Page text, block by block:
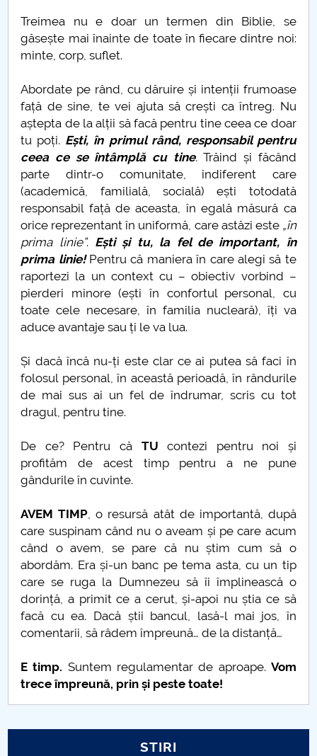
Treimea nu e doar un termen din Biblie, se
găsește mai înainte de toate în fiecare dintre noi:
minte, corp, suflet.
Abordate pe rând, cu dăruire și intenții frumoase
față de sine, te vei ajuta să crești ca întreg. Nu
aștepta de la alții să facă pentru tine ceea ce doar
tu poți. Ești, în primul rând, responsabil pentru
ceea ce se întâmplă cu tine.Trăind și făcând
parte dintr-o comunitate, indiferent care
(academică, familială, socială) ești totodată
responsabil față de aceasta, în egală măsură ca
orice reprezentant în uniformă, care astăzi este „în
prima linie”. Ești și tu, la fel de important, în
prima linie!Pentru că maniera în care alegi să te
raportezi la un context cu – obiectiv vorbind –
pierderi minore (ești în confortul personal, cu
toate cele necesare, în familia nucleară), îți va
aduce avantaje sau ți le va lua.
Și dacă încă nu-ți este clar ce ai putea să faci în
folosul personal, în această perioadă, în rândurile
de mai sus ai un fel de îndrumar, scris cu tot
dragul, pentru tine.
De ce? Pentru că TU contezi pentru noi și
profităm de acest timp pentru a ne pune
gândurile în cuvinte.
AVEM TIMP, o resursă atât de importantă, după
care suspinam când nu o aveam și pe care acum
când o avem, se pare că nu știm cum să o
abordăm. Era și-un banc pe tema asta, cu un tip
care se ruga la Dumnezeu să îi împlinească o
dorință, a primit ce a cerut, și-apoi nu știa ce să
facă cu ea. Dacă știi bancul, lasă-l mai jos, în
comentarii, să râdem împreună… de la distanță…
E timp. Suntem regulamentar de aproape. Vom
trece împreună, prin și peste toate!
STIRI